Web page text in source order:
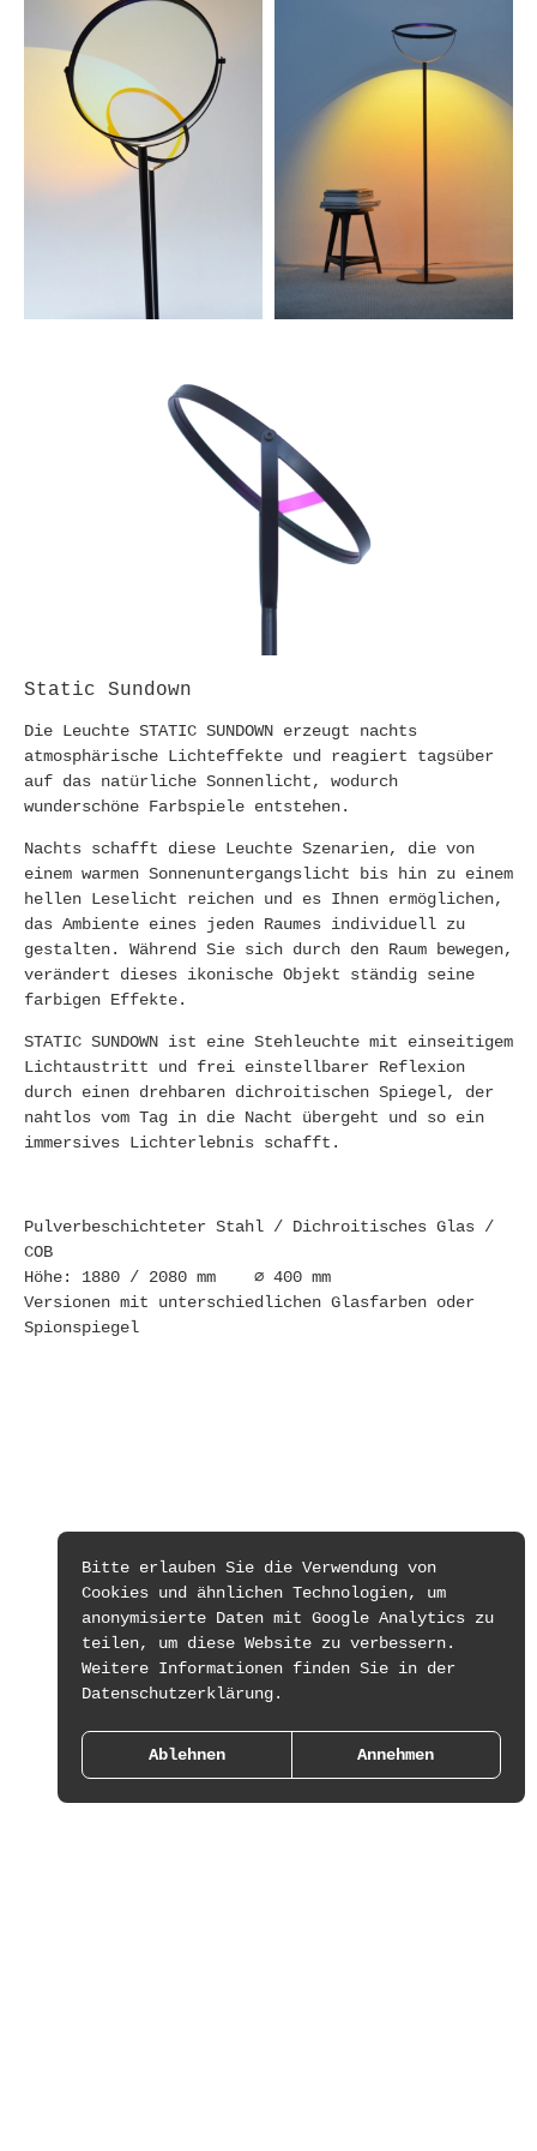
Static Sundown
Die Leuchte STATIC SUNDOWN erzeugt nachts
atmosphärische Lichteffekte und reagiert tagsüber
auf das natürliche Sonnenlicht, wodurch
wunderschöne Farbspiele entstehen.
Nachts schafft diese Leuchte Szenarien, die von
einem warmen Sonnenuntergangslicht bis hin zu einem
hellen Leselicht reichen und es Ihnen ermöglichen,
das Ambiente eines jeden Raumes individuell zu
gestalten. Während Sie sich durch den Raum bewegen,
verändert dieses ikonische Objekt ständig seine
farbigen Effekte.
STATIC SUNDOWN ist eine Stehleuchte mit einseitigem
Lichtaustritt und frei einstellbarer Reflexion
durch einen drehbaren dichroitischen Spiegel, der
nahtlos vom Tag in die Nacht übergeht und so ein
immersives Lichterlebnis schafft.
Pulverbeschichteter Stahl / Dichroitisches Glas /
COB
Höhe: 1880 / 2080 mm ∅ 400 mm
Versionen mit unterschiedlichen Glasfarben oder
Spionspiegel
Bitte erlauben Sie die Verwendung von
Cookies und ähnlichen Technologien, um
anonymisierte Daten mit Google Analytics zu
teilen, um diese Website zu verbessern.
Weitere Informationen finden Sie in der
Datenschutzerklärung.
Ablehnen Annehmen